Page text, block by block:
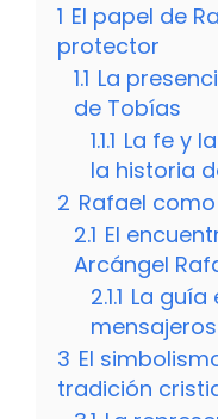
1 El papel de
protector
1.1 La
de Tobías
1.1.1 La fe y
la historia
2 Rafael
2.1 El
Arcángel
2.1.1 La guía
3 El
tradición